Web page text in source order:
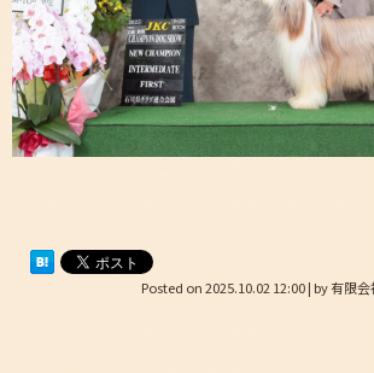
Posted on2025.10.02 12:00| by有限